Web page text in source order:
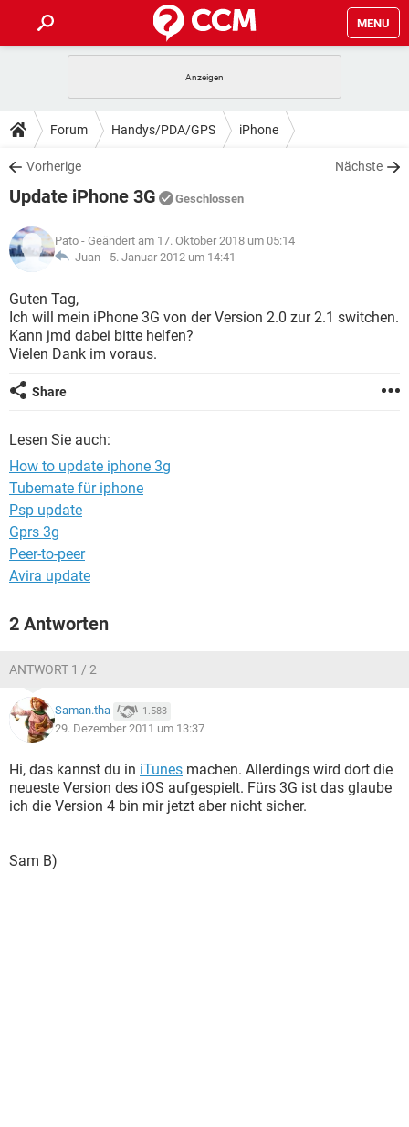
MENU
ANDROID IOS
WINDOWS 10
WHATSAPP TIKTOK
FACEBOOK
TIPPS & TRICKS
SPIELE STREAMING
WHATSAPP TIKTOK
FACEBOOK
DOWNLOADS
SPIELE STREAMING
ANDROID
WINDOWS 10 INSTAGRAM
WHATSAPP
FACEBOOK HARDWARE
FORUM
SPIELE STREAMING
ANDROID
WINDOWS 10
WHATSAPP
LEXIKON
SPIELE
ANDROID IOS
WINDOWS 10
WHATSAPP
Forum Handys/PDA/GPS iPhone
Vorherige Nächste
Update iPhone 3G Geschlossen
Pato - Geändert am 17. Oktober 2018 um 05:14
Juan - 5. Januar 2012 um 14:41
Guten Tag,
Ich will mein iPhone 3G von der Version 2.0 zur 2.1 switchen.
Kann jmd dabei bitte helfen?
Vielen Dank im voraus.
Share
Lesen Sie auch:
How to update iphone 3g
Tubemate für iphone
Psp update
Gprs 3g
Peer-to-peer
Avira update
2 Antworten
ANTWORT 1 / 2
Saman.tha 1.583
29. Dezember 2011 um 13:37
Hi, das kannst du in iTunes machen. Allerdings wird dort die
neueste Version des iOS aufgespielt. Fürs 3G ist das glaube
ich die Version 4 bin mir jetzt aber nicht sicher.
Sam B)